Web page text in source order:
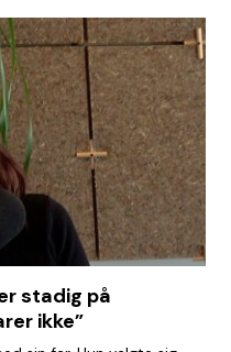
stadig på
ikke”